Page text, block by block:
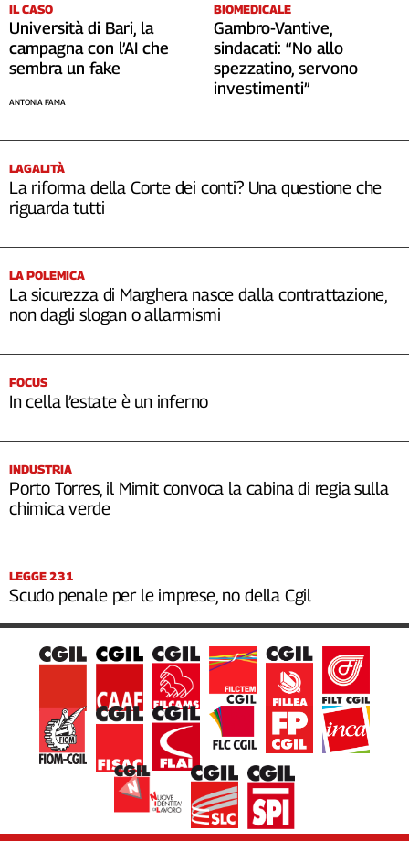
IL CASO
Università di Bari, la
campagna con l’AI che
sembra un fake
ANTONIA FAMA
BIOMEDICALE
Gambro-Vantive,
sindacati: “No allo
spezzatino, servono
investimenti”
LAGALITÀ
La riforma della Corte dei conti? Una questione che
riguarda tutti
LA POLEMICA
La sicurezza di Marghera nasce dalla contrattazione,
non dagli slogan o allarmismi
FOCUS
In cella l’estate è un inferno
INDUSTRIA
Porto Torres, il Mimit convoca la cabina di regia sulla
chimica verde
LEGGE 231
Scudo penale per le imprese, no della Cgil